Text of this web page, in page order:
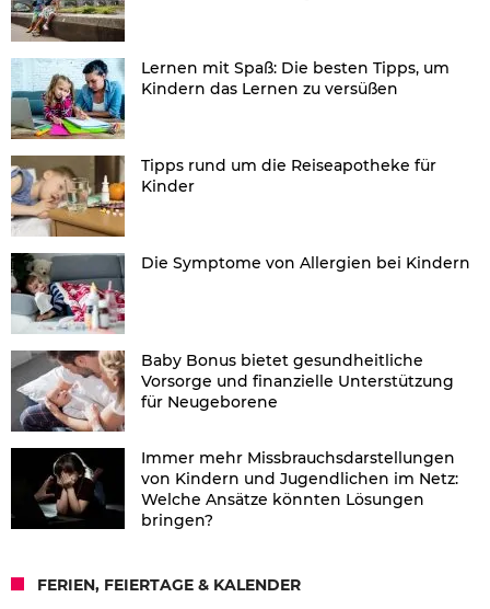
Lernen mit Spaß: Die besten Tipps, um
Kindern das Lernen zu versüßen
Tipps rund um die Reiseapotheke für
Kinder
Die Symptome von Allergien bei Kindern
Baby Bonus bietet gesundheitliche
Vorsorge und finanzielle Unterstützung
für Neugeborene
Immer mehr Missbrauchsdarstellungen
von Kindern und Jugendlichen im Netz:
Welche Ansätze könnten Lösungen
bringen?
FERIEN, FEIERTAGE & KALENDER